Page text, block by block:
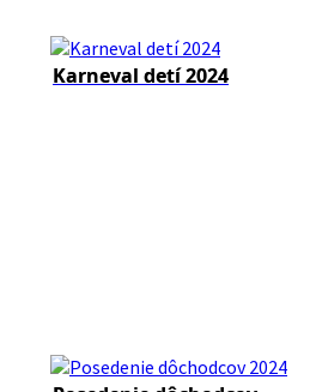
Karneval detí 2024